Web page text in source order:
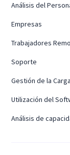
Análisis del
Empresas
Trabajadores
Soporte
Gestión de la
Utilización del
Análisis de